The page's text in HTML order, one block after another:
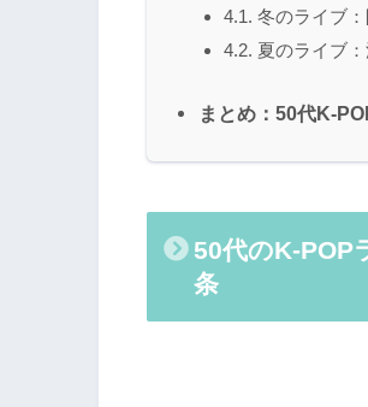
4.1. 冬のライブ
4.2. 夏のライブ
まとめ：50代K-
50代のK-POP
条